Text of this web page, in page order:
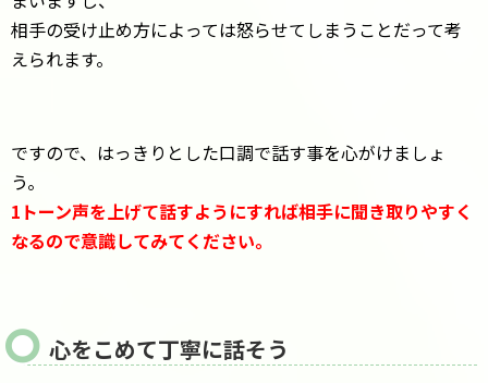
相手の受け止め方によっては怒らせてしまうことだって考
えられます。
ですので、はっきりとした口調で話す事を心がけましょ
う。
1トーン声を上げて話すようにすれば相手に聞き取りやすく
なるので意識してみてください。
心をこめて丁寧に話そう